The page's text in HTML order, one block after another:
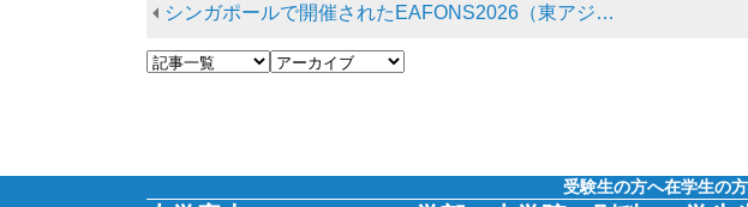
シンガポールで開催されたEAFONS2026（東アジア看護学研究者フォーラム）に参加しました
受験生の方へ在学生の